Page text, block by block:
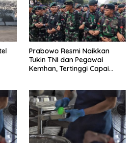
Prabowo Resmi Naikkan
Tukin TNI dan Pegawai
Kemhan, Tertinggi Capai